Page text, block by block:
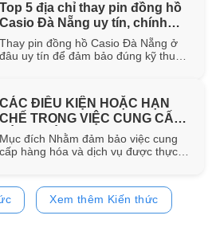
WatchStore sẽ hướng dẫn chi tiết các
phương pháp sạc bằng ánh sáng mặt
trời, ánh [...]
Top 5 địa chỉ thay pin đồng hồ
Casio Đà Nẵng uy tín, chính
hãng
Thay pin đồng hồ Casio Đà Nẵng ở
đâu uy tín để đảm bảo đúng kỹ thuật
thay pin Casio đáng tin cậy tại Đà
Nẵng, đồng thời chia sẻ quy trình
thay pin và bảng giá tham [...]
CÁC ĐIỀU KIỆN HOẶC HẠN
CHẾ TRONG VIỆC CUNG CẤP
HÀNG HÓA, DỊCH VỤ
Mục đích Nhằm đảm bảo việc cung
cấp hàng hóa và dịch vụ được thực
khách hàng, website
https://www.watchstore.vn công bố
các điều kiện và giới hạn áp dụng đối
Xem thêm Kiến thức